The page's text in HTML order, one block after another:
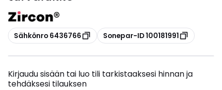
Kopioi
Sähkönro 6436766 Kopioi
Sonepar-ID 100181991
Kirjaudu sisään tai luo tili tarkistaaksesi hinnan ja
tehdäksesi tilauksen